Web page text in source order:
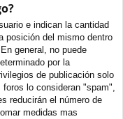
e indican la cantidad
posición del mismo dentro
general, no puede
por la
de publicación solo
lo consideran "spam",
reducirán el número de
medidas mas